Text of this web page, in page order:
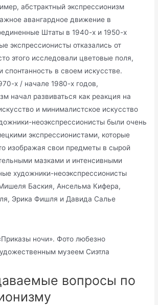
абстрактный экспрессионизм
авангардное движение в
Штаты в 1940-х и 1950-х
экспрессионисты отказались от
этого исследовали цветовые поля,
спонтанность в своем искусстве.
х / начале 1980-х годов,
начал развиваться как реакция на
и минималистское искусство
неоэкспрессионисты были очень
экспрессионистами, которые
изображая свои предметы в сырой
мазками и интенсивными
художники-неоэкспрессионисты
Баския, Ансельма Кифера,
Эрика Фишля и Давида Салье
ночи». Фото любезно
музеем Сиэтла
вопросы по